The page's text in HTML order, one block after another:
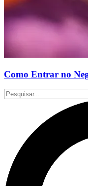
Como Entrar no